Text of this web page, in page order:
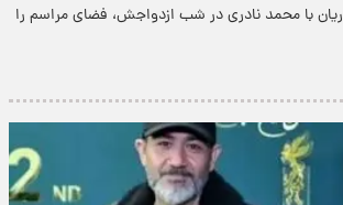
با محمد نادری در شب ازدواجش، فضای مراسم را